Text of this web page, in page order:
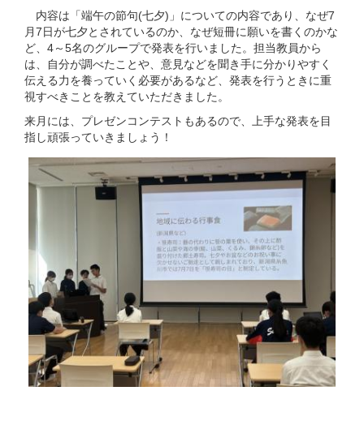
内容は「端午の節句(七夕)」についての内容であり、なぜ7
月7日が七夕とされているのか、なぜ短冊に願いを書くのかな
ど、4～5名のグループで発表を行いました。担当教員から
は、自分が調べたことや、意見などを聞き手に分かりやすく
伝える力を養っていく必要があるなど、発表を行うときに重
視すべきことを教えていただきました。
来月には、プレゼンコンテストもあるので、上手な発表を目
指し頑張っていきましょう！